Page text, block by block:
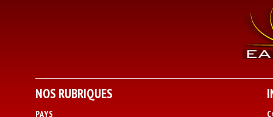
NOS RUBRIQUES
PAYS